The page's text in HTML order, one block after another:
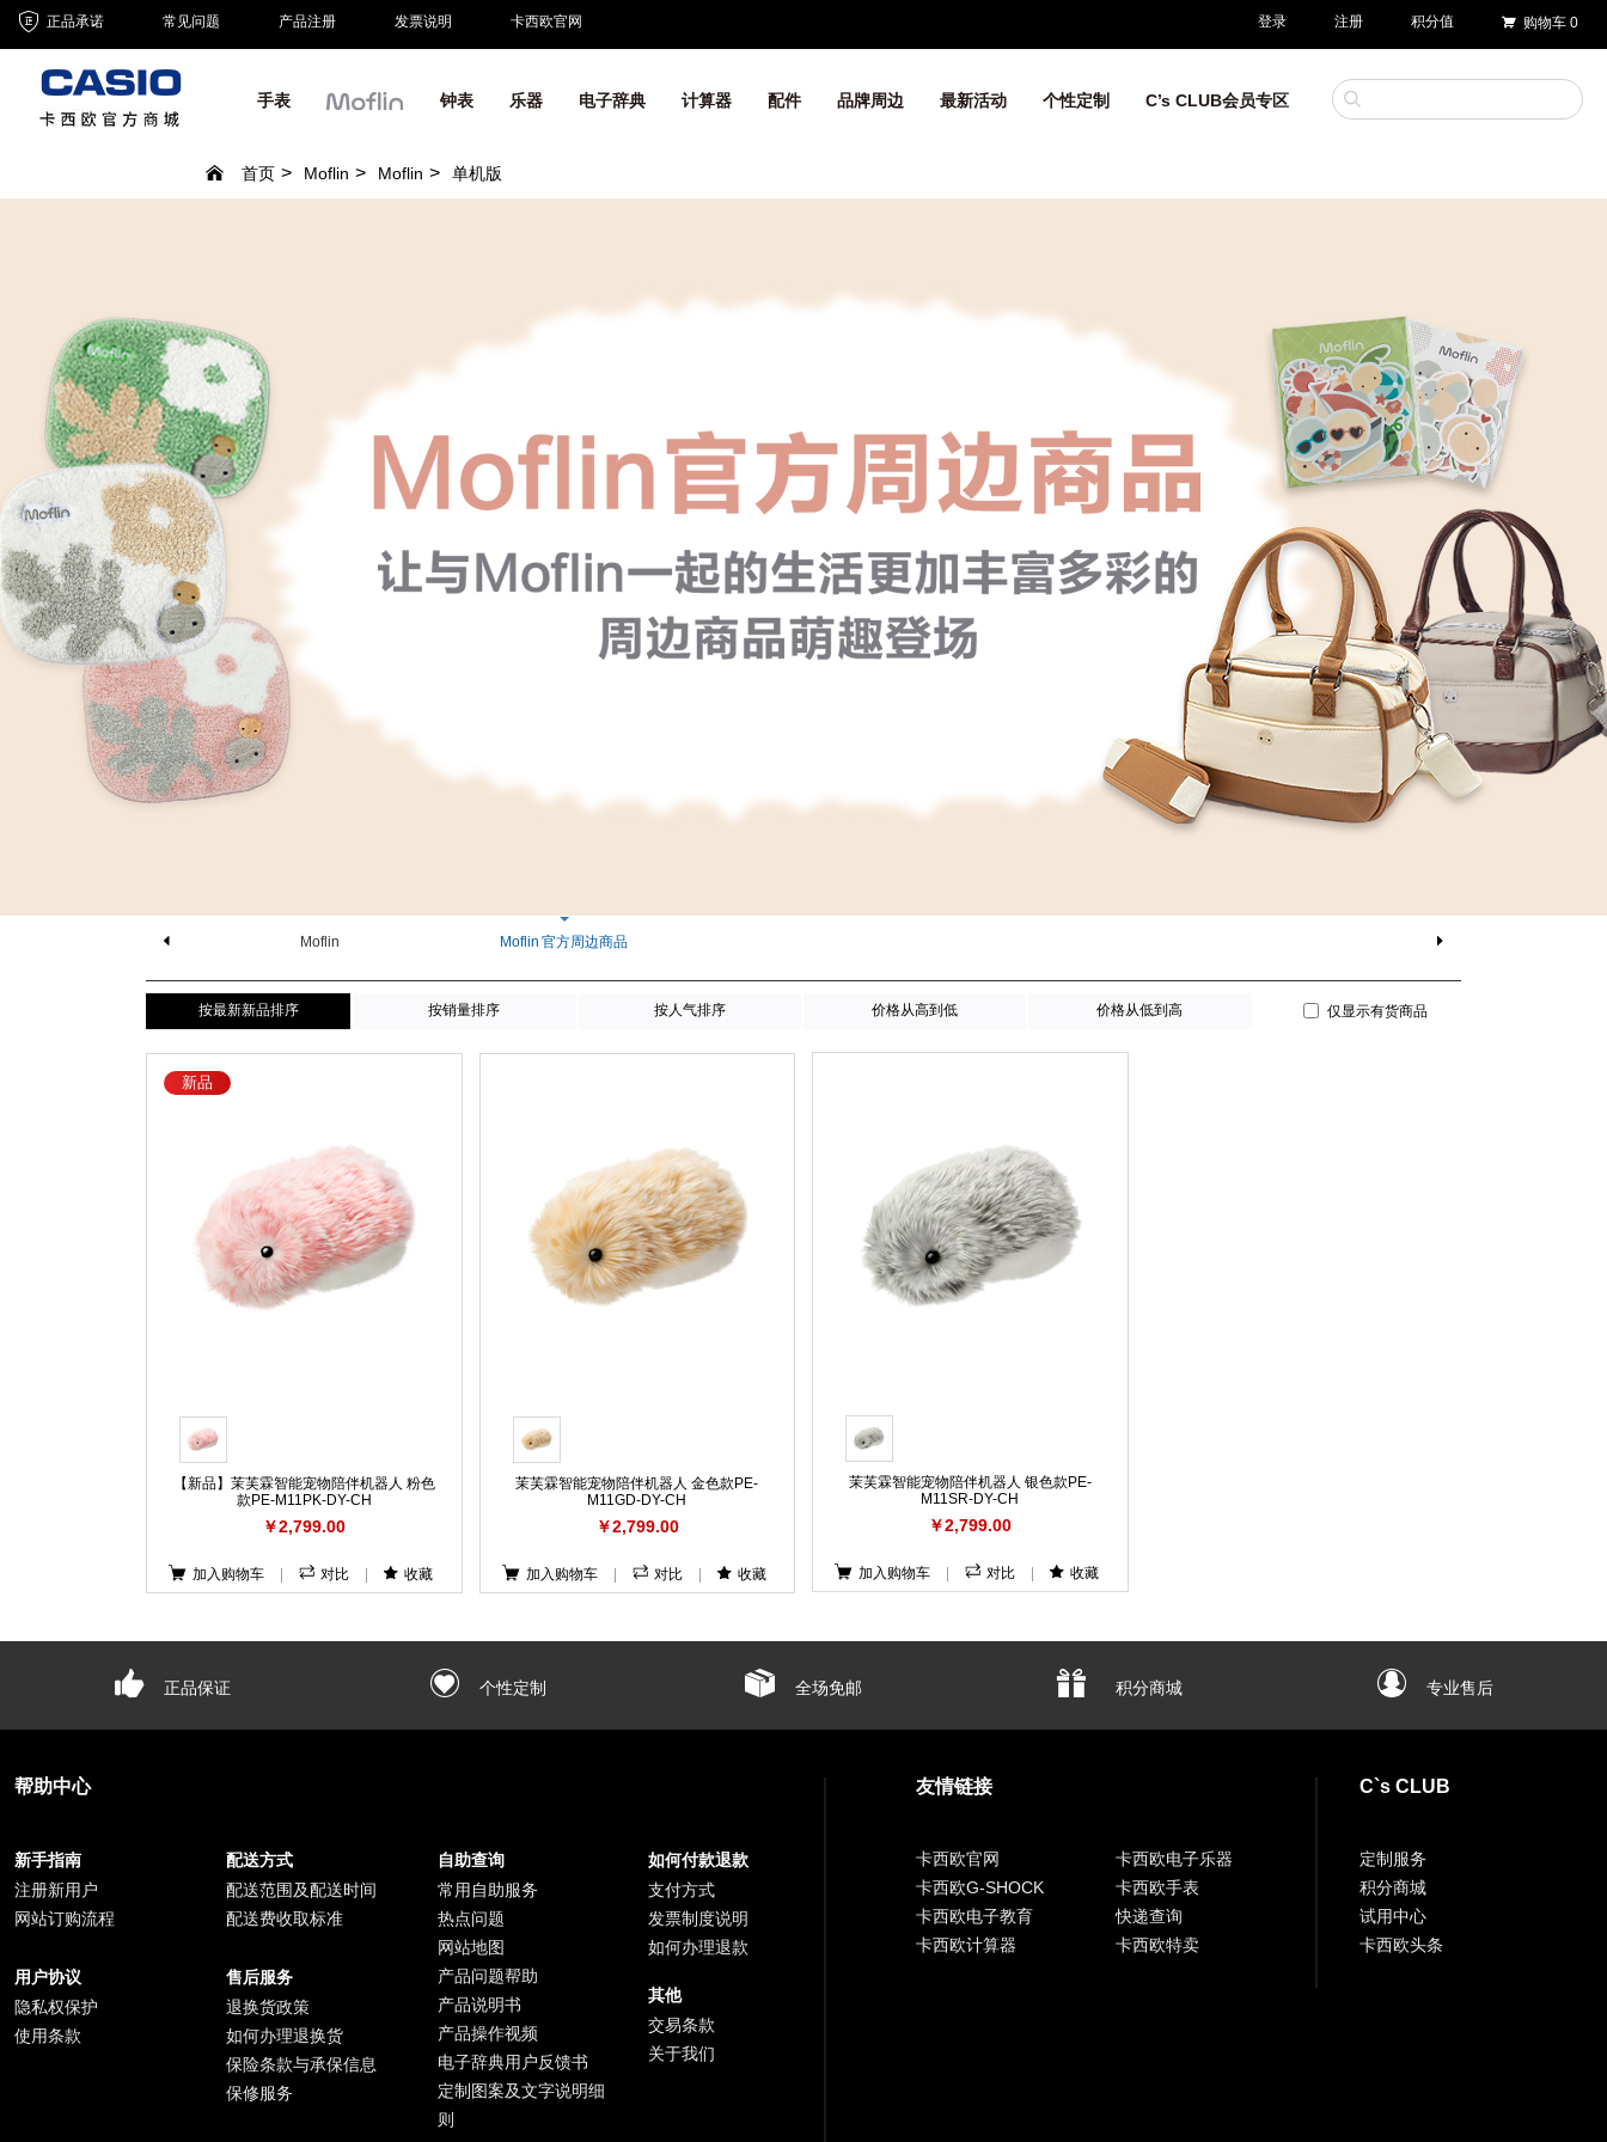
正品承诺 常见问题 产品注册 发票说明 卡西欧官网 登录 注册 积分值 购物车 0
手表 钟表 乐器 电子辞典 计算器 配件 品牌周边 最新活动 个性定制 C’s CLUB会员专区
首页 Moflin Moflin 单机版
Moflin Moflin 官方周边商品
按最新新品排序 按销量排序 按人气排序 价格从高到低 价格从低到高 仅显示有货商品
新品
【新品】茉芙霖智能宠物陪伴机器人 粉色
款PE-M11PK-DY-CH
￥2,799.00
加入购物车 | 对比 | 收藏
茉芙霖智能宠物陪伴机器人 金色款PE-
M11GD-DY-CH
￥2,799.00
加入购物车 | 对比 | 收藏
茉芙霖智能宠物陪伴机器人 银色款PE-
M11SR-DY-CH
￥2,799.00
加入购物车 | 对比 | 收藏
正品保证 个性定制 全场免邮 积分商城 专业售后
帮助中心
新手指南
注册新用户
网站订购流程
用户协议
隐私权保护
使用条款
配送方式
配送范围及配送时间
配送费收取标准
售后服务
退换货政策
如何办理退换货
保险条款与承保信息
保修服务
自助查询
常用自助服务
热点问题
网站地图
产品问题帮助
产品说明书
产品操作视频
电子辞典用户反馈书
定制图案及文字说明细
则
如何付款退款
支付方式
发票制度说明
如何办理退款
其他
交易条款
关于我们
友情链接
卡西欧官网
卡西欧G-SHOCK
卡西欧电子教育
卡西欧计算器
卡西欧电子乐器
卡西欧手表
快递查询
卡西欧特卖
C`s CLUB
定制服务
积分商城
试用中心
卡西欧头条